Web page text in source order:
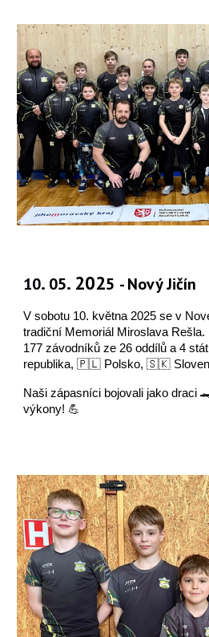
10. 05. 2025 - Nový Jičín
V sobotu 10. května 2025 se v
tradiční Memoriál Miroslava
177 závodníků ze 26 oddílů a 4
republika, 🇵🇱 Polsko, 🇸🇰
Naši zápasníci bojovali jako draci
výkony! 💪